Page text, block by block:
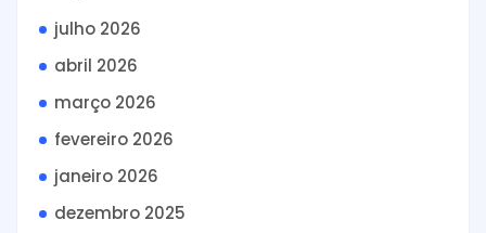
julho 2026
abril 2026
março 2026
fevereiro 2026
janeiro 2026
dezembro 2025